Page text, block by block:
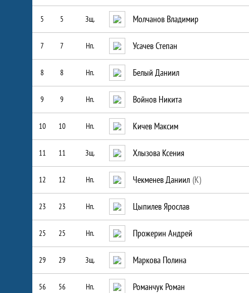
5 5 Зщ. Молчанов Владимир
7 7 Нп. Усачев Степан
8 8 Нп. Белый Даниил
9 9 Нп. Войнов Никита
10 10 Нп. Кичев Максим
11 11 Зщ. Хлызова Ксения
12 12 Нп. Чекменев Даниил (К)
23 23 Нп. Цыпилев Ярослав
25 25 Нп. Прожерин Андрей
29 29 Зщ. Маркова Полина
56 56 Нп. Романчук Роман